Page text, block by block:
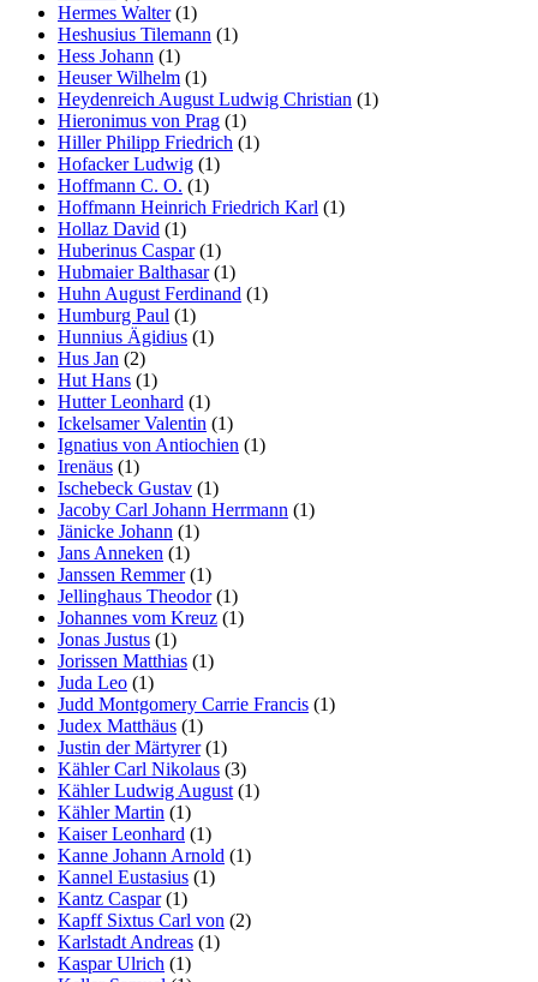
Hermes Walter(1)
Heshusius Tilemann (1)
Hess Johann (1)
Heuser Wilhelm (1)
Heydenreich August Ludwig Christian (1)
Hieronimus von Prag (1)
Hiller Philipp Friedrich (1)
Hofacker Ludwig (1)
Hoffmann C. O. (1)
Hoffmann Heinrich Friedrich Karl (1)
Hollaz David (1)
Huberinus Caspar(1)
Hubmaier Balthasar(1)
Huhn August Ferdinand (1)
Humburg Paul (1)
Hunnius Ägidius (1)
Hus Jan (2)
Hut Hans (1)
Hutter Leonhard (1)
Ickelsamer Valentin (1)
Ignatius von Antiochien (1)
Irenäus (1)
Ischebeck Gustav (1)
Jacoby Carl Johann Herrmann (1)
Jänicke Johann (1)
Jans Anneken (1)
Janssen Remmer(1)
Jellinghaus Theodor(1)
Johannes vom Kreuz (1)
Jonas Justus (1)
Jorissen Matthias (1)
Juda Leo (1)
Judd Montgomery Carrie Francis (1)
Judex Matthäus (1)
Justin der Märtyrer(1)
Kähler Carl Nikolaus (3)
Kähler Ludwig August (1)
Kähler Martin (1)
Kaiser Leonhard (1)
Kanne Johann Arnold (1)
Kannel Eustasius (1)
Kantz Caspar(1)
Kapff Sixtus Carl von (2)
Karlstadt Andreas (1)
Kaspar Ulrich (1)